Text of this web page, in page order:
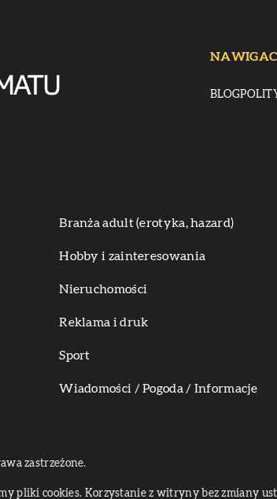
BLOG
Branża adult (erotyka, hazard)
Hobby i zainteresowania
Nieruchomości
Reklama i druk
Sport
Wiadomości / Pogoda / Informacje
zastrzeżone.
pliki cookies. Korzystanie z witryny bez zmiany